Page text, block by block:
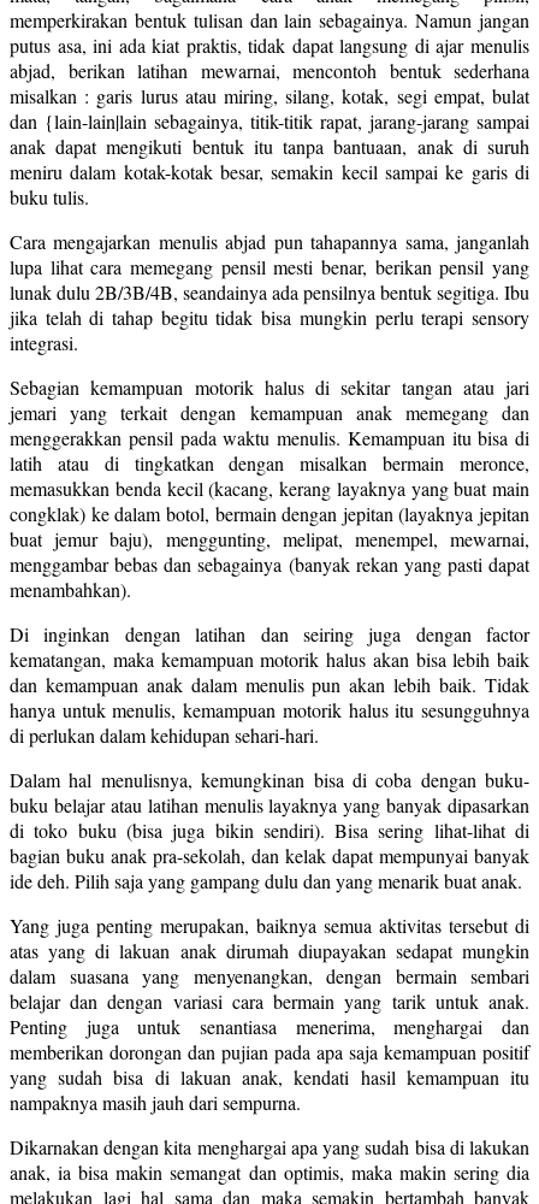
memperkirakan bentuk tulisan dan lain sebagainya. Namun jangan
putus asa, ini ada kiat praktis, tidak dapat langsung di ajar menulis
abjad, berikan latihan mewarnai, mencontoh bentuk sederhana
misalkan : garis lurus atau miring, silang, kotak, segi empat, bulat
dan {lain-lain|lain sebagainya, titik-titik rapat, jarang-jarang sampai
anak dapat mengikuti bentuk itu tanpa bantuaan, anak di suruh
meniru dalam kotak-kotak besar, semakin kecil sampai ke garis di
buku tulis.
Cara mengajarkan menulis abjad pun tahapannya sama, janganlah
lupa lihat cara memegang pensil mesti benar, berikan pensil yang
lunak dulu 2B/3B/4B, seandainya ada pensilnya bentuk segitiga. Ibu
jika telah di tahap begitu tidak bisa mungkin perlu terapi sensory
integrasi.
Sebagian kemampuan motorik halus di sekitar tangan atau jari
jemari yang terkait dengan kemampuan anak memegang dan
menggerakkan pensil pada waktu menulis. Kemampuan itu bisa di
latih atau di tingkatkan dengan misalkan bermain meronce,
memasukkan benda kecil (kacang, kerang layaknya yang buat main
congklak) ke dalam botol, bermain dengan jepitan (layaknya jepitan
buat jemur baju), menggunting, melipat, menempel, mewarnai,
menggambar bebas dan sebagainya (banyak rekan yang pasti dapat
menambahkan).
Di inginkan dengan latihan dan seiring juga dengan factor
kematangan, maka kemampuan motorik halus akan bisa lebih baik
dan kemampuan anak dalam menulis pun akan lebih baik. Tidak
hanya untuk menulis, kemampuan motorik halus itu sesungguhnya
di perlukan dalam kehidupan sehari-hari.
Dalam hal menulisnya, kemungkinan bisa di coba dengan buku-
buku belajar atau latihan menulis layaknya yang banyak dipasarkan
di toko buku (bisa juga bikin sendiri). Bisa sering lihat-lihat di
bagian buku anak pra-sekolah, dan kelak dapat mempunyai banyak
ide deh. Pilih saja yang gampang dulu dan yang menarik buat anak.
Yang juga penting merupakan, baiknya semua aktivitas tersebut di
atas yang di lakuan anak dirumah diupayakan sedapat mungkin
dalam suasana yang menyenangkan, dengan bermain sembari
belajar dan dengan variasi cara bermain yang tarik untuk anak.
Penting juga untuk senantiasa menerima, menghargai dan
memberikan dorongan dan pujian pada apa saja kemampuan positif
yang sudah bisa di lakuan anak, kendati hasil kemampuan itu
nampaknya masih jauh dari sempurna.
Dikarnakan dengan kita menghargai apa yang sudah bisa di lakukan
anak, ia bisa makin semangat dan optimis, maka makin sering dia
melakukan lagi hal sama dan maka semakin bertambah banyak